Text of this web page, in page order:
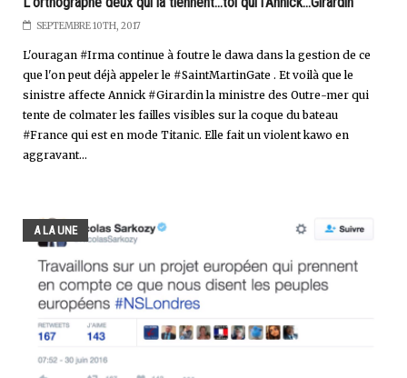
SEPTEMBRE 10TH, 2017
L'ouragan #Irma continue à foutre le dawa dans la gestion de ce
que l'on peut déjà appeler le #SaintMartinGate . Et voilà que le
sinistre affecte Annick #Girardin la ministre des Outre-mer qui
tente de colmater les failles visibles sur la coque du bateau
#France qui est en mode Titanic. Elle fait un violent kawo en
aggravant...
A LA UNE